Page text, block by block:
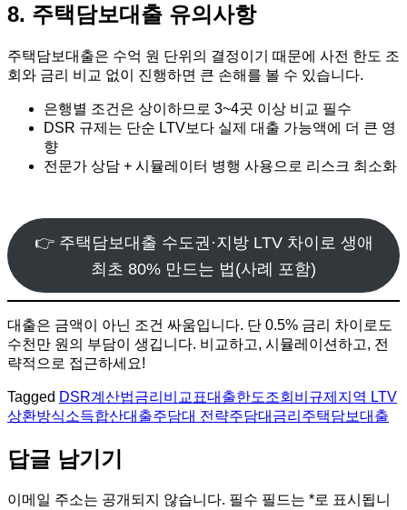
8. 주택담보대출 유의사항
주택담보대출은 수억 원 단위의 결정이기 때문에 사전 한도 조
회와 금리 비교 없이 진행하면 큰 손해를 볼 수 있습니다.
은행별 조건은 상이하므로 3~4곳 이상 비교 필수
DSR 규제는 단순 LTV보다 실제 대출 가능액에 더 큰 영
향
전문가 상담 + 시뮬레이터 병행 사용으로 리스크 최소화
👉 주택담보대출 수도권·지방 LTV 차이로 생애
최초 80% 만드는 법(사례 포함)
대출은 금액이 아닌 조건 싸움입니다. 단 0.5% 금리 차이로도
수천만 원의 부담이 생깁니다. 비교하고, 시뮬레이션하고, 전
략적으로 접근하세요!
Tagged DSR계산법금리비교표대출한도조회 비규제지역 LTV
상환방식소득합산대출주담대 전략주담대금리 주택담보대출
답글 남기기
이메일 주소는 공개되지 않습니다. 필수 필드는 *로 표시됩니